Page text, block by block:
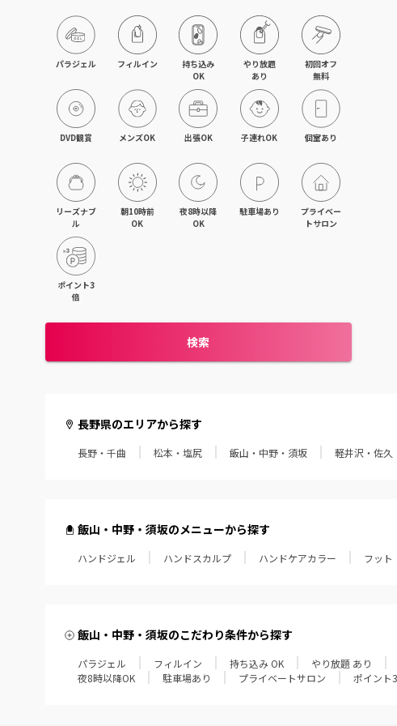
パラジェル フィルイン
持ち込み
OK
やり放題
あり
初回オフ
無料
DVD観賞 メンズOK 出張OK 子連れOK 個室あり
リーズナブ
ル
朝10時前
OK
夜8時以降
OK
駐車場あり
プライベー
トサロン
ポイント3
倍
検索
長野県のエリアから探す
長野・千曲 松本・塩尻 飯山・中野・須坂 軽井沢・佐久
飯山・中野・須坂のメニューから探す
ハンドジェル ハンドスカルプ ハンドケアカラー フット
飯山・中野・須坂のこだわり条件から探す
パラジェル フィルイン 持ち込み OK やり放題 あり
夜8時以降OK
駐車場あり プライベートサロン ポイント